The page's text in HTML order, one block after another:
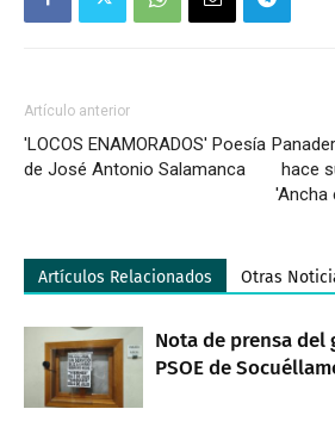
Artículo anterior
'LOCOS ENAMORADOS' Poesía
de José Antonio Salamanca
hace
'Ancha
Artículos Relacionados Otras
Nota de prensa
PSOE de